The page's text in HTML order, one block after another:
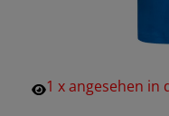
1 xangesehen in